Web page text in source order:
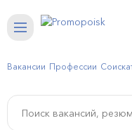
Вакансии Профессии